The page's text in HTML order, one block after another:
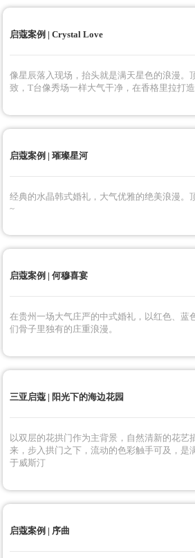
启蔻案例 | Crystal Love
像星辰落入现场，抬头就是满天星色的浪漫。
致，T台像秀场一样大气干净，在香格里拉打造
启蔻案例 | 璀璨星河
经典的水晶韩式婚礼，大气优雅的绝美浪漫。
~
启蔻案例 | 何穆喜宴
在贵州一场大气庄严的中式婚礼，以红色、蓝
们骨子里独有的庄重浪漫。
三亚启蔻 | 阳光下的海边花园
以双层的花拱门作为主背景，自然清新的花艺
来，步入拱门之下，流动的色彩触手可及，是
于威斯汀
启蔻案例 | 序曲